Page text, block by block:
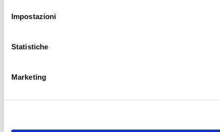
Impostazioni
Statistiche
Marketing